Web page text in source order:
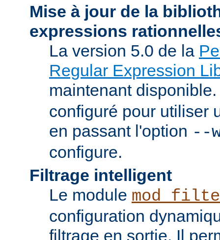
Mise à jour de la
expressions
La version 5.0 de la
Regular Expression
maintenant
configuré pour utiliser
en passant l'option --
configure.
Filtrage intelligent
Le module
configuration
filtrage en sortie. Il